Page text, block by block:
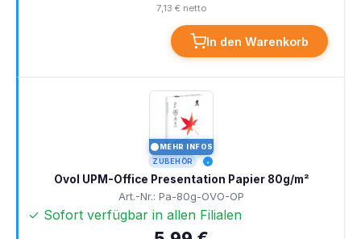
7,13 € netto
In den Warenkorb
MEHR INFOS
ZUBEHÖR
Ovol UPM-Office Presentation Papier 80g/m²
Art.-Nr.: Pa-80g-OVO-OP
✓ Sofort verfügbar in allen Filialen